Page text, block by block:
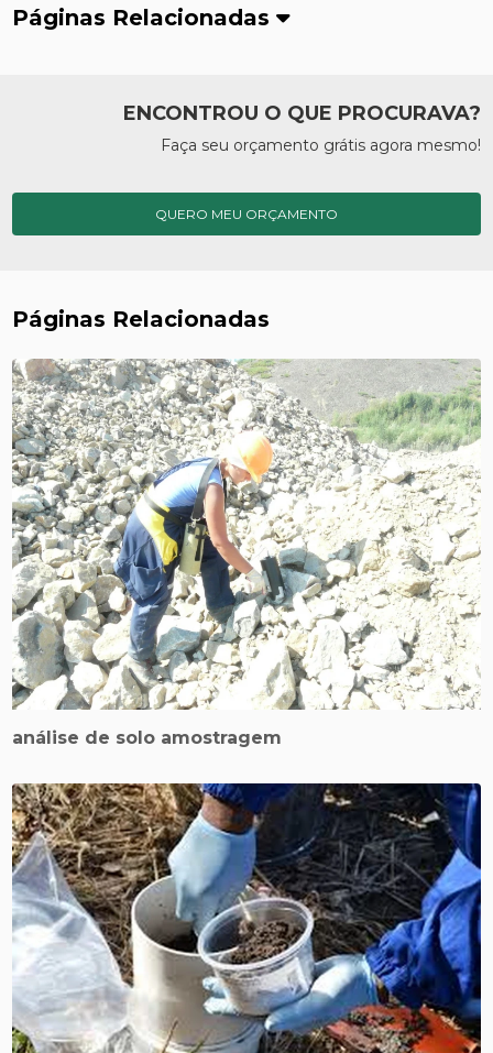
Páginas Relacionadas
ENCONTROU O QUE PROCURAVA?
Faça seu orçamento grátis agora mesmo!
QUERO MEU ORÇAMENTO
Páginas Relacionadas
análise de solo amostragem